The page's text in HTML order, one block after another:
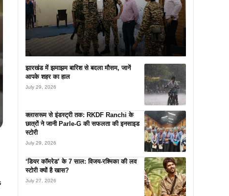
झारखंड में झमाझम बारिश से बदला मौसम, जानें
आपके शहर का हाल
July 29, 2026
क्लासरूम से इंडस्ट्री तक: RKDF Ranchi के
छात्रों ने जानी Parle-G की सफलता की इनसाइड
स्टोरी
July 29, 2026
‘डियर कॉमरेड’ के 7 साल: विजय-रश्मिका की लव
स्टोरी क्यों है खास?
July 27, 2026